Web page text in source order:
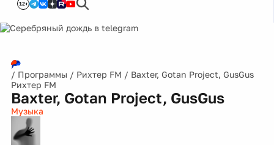
12+
/ Программы / Рихтер FM / Baxter, Gotan Project, GusGus
Рихтер FM
Baxter, Gotan Project, GusGus
Музыка